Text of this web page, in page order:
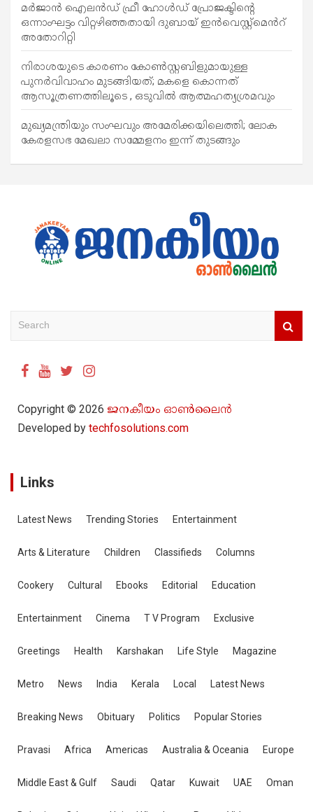
മർജാൻ ഐലൻഡ് ഫ്രീ ഹോൾഡ് പ്രോജക്ടിന്റെ
ഒന്നാംഘട്ടം വിറ്റഴിഞ്ഞതായി ദുബായ് ഇൻവെസ്റ്റ്‌മെൻറ്
അതോറിറ്റി
നിരാശയുടെ കാരണം കോണ്‍സ്റ്റബിളുമായുള്ള
പുനര്‍വിവാഹം മുടങ്ങിയത്; മകളെ കൊന്നത്
ആസൂത്രണത്തിലൂടെ , ഒടുവിൽ ആത്മഹത്യശ്രമവും
മുഖ്യമന്ത്രിയും സംഘവും അമേരിക്കയിലെത്തി; ലോക
കേരളസഭ മേഖലാ സമ്മേളനം ഇന്ന് തുടങ്ങും
Copyright © 2026 ജനകീയം ഓൺ‌ലൈൻ
Developed by techfosolutions.com
Links
Latest News Trending Stories Entertainment
Arts & Literature Children Classifieds Columns
Cookery Cultural Ebooks Editorial Education
Entertainment Cinema T V Program Exclusive
Greetings Health Karshakan Life Style Magazine
Metro News India Kerala Local Latest News
Breaking News Obituary Politics Popular Stories
Pravasi Africa Americas Australia & Oceania Europe
Middle East & Gulf Saudi Qatar Kuwait UAE Oman